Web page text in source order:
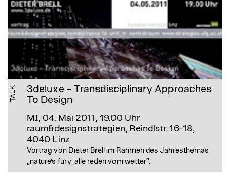
TALK
3deluxe – Transdisciplinary Approaches
To Design
MI, 04. Mai 2011, 19.00 Uhr
raum&designstrategien, Reindlstr. 16-18,
4040 Linz
Vortrag von Dieter Brell im Rahmen des Jahresthemas
„nature’s fury_alle reden vom wetter“.